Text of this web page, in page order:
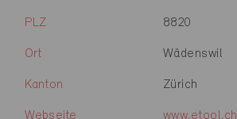
PLZ 8820
Ort Wädenswil
Kanton Zürich
Webseite www.etool.ch